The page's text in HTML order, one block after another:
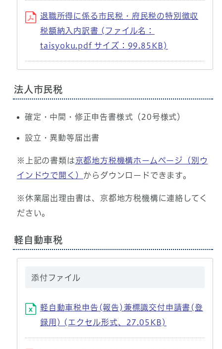
退職所得に係る市民税・府民税の特別徴収
税額納入内訳書 (ファイル名：
taisyoku.pdf サイズ：99.85KB)
法人市民税
確定・中間・修正申告書様式（20号様式）
設立・異動等届出書
※上記の書類は京都地方税機構ホームページ （別ウ
インドウで開く） からダウンロードできます。
※休業届出理由書は、京都地方税機構に連絡してく
ださい。
軽自動車税
添付ファイル
軽自動車税申告(報告)兼標識交付申請書(登
録用) (エクセル形式、27.05KB)